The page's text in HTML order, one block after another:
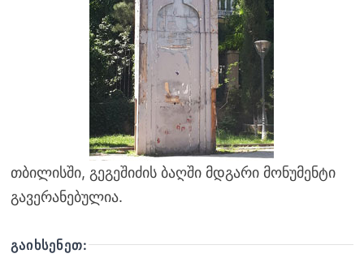
თბილისში, გეგეშიძის ბაღში მდგარი მონუმენტი
გავერანებულია.
ᲒᲐᲘᲮᲡᲔᲜᲔᲗ: